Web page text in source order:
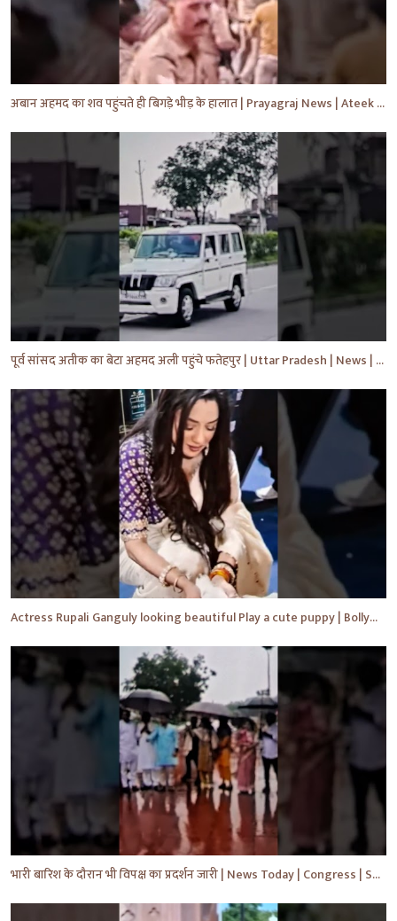
अबान अहमद का शव पहुंचते ही बिगड़े भीड़ के हालात | Prayagraj News | Ateek Ahmad | #shorts #yt #news
पूर्व सांसद अतीक का बेटा अहमद अली पहुंचे फतेहपुर | Uttar Pradesh | News | #shorts #yt #news #upnews
Actress Rupali Ganguly looking beautiful Play a cute puppy | Bollywood | Bollywood News #shorts #yt
भारी बारिश के दौरान भी विपक्ष का प्रदर्शन जारी | News Today | Congress | Samajwadi | #shorts #yt